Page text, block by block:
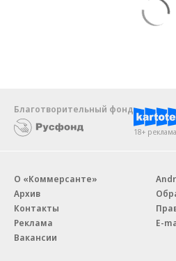
Благотворительный фонд
18+ реклама
О «Коммерсанте»
Архив
Контакты
Реклама
Вакансии
E-